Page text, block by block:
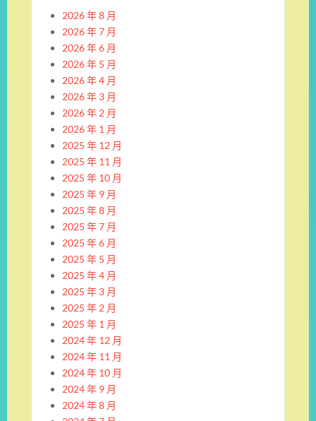
2026 年 8 月
2026 年 7 月
2026 年 6 月
2026 年 5 月
2026 年 4 月
2026 年 3 月
2026 年 2 月
2026 年 1 月
2025 年 12 月
2025 年 11 月
2025 年 10 月
2025 年 9 月
2025 年 8 月
2025 年 7 月
2025 年 6 月
2025 年 5 月
2025 年 4 月
2025 年 3 月
2025 年 2 月
2025 年 1 月
2024 年 12 月
2024 年 11 月
2024 年 10 月
2024 年 9 月
2024 年 8 月